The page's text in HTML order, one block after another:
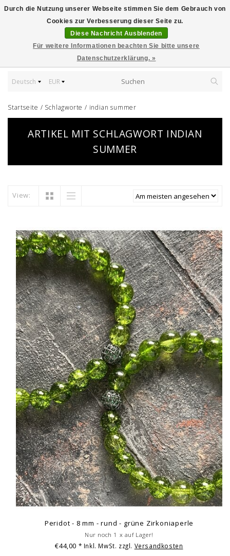
Deutsch EUR
Startseite / Schlagworte / indian summer
ARTIKEL MIT SCHLAGWORT INDIAN
SUMMER
View:
Peridot - 8 mm - rund - grüne Zirkoniaperle
Nur noch 1 x auf Lager!
€44,00 * Inkl. MwSt. zzgl. Versandkosten
Durch die Nutzung unserer Webseite stimmen Sie dem Gebrauch von
Cookies zur Verbesserung dieser Seite zu.
Diese Nachricht Ausblenden
Für weitere Informationen beachten Sie bitte unsere
Datenschutzerklärung. »